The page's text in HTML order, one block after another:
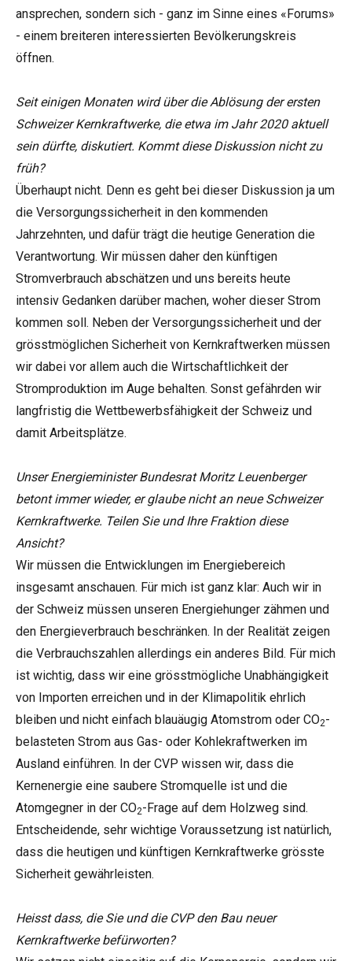
ansprechen, sondern sich - ganz im Sinne eines «Forums»
- einem breiteren interessierten Bevölkerungskreis
öffnen.
Seit einigen Monaten wird über die Ablösung der ersten
Schweizer Kernkraftwerke, die etwa im Jahr 2020 aktuell
sein dürfte, diskutiert. Kommt diese Diskussion nicht zu
früh?
Überhaupt nicht. Denn es geht bei dieser Diskussion ja um
die Versorgungssicherheit in den kommenden
Jahrzehnten, und dafür trägt die heutige Generation die
Verantwortung. Wir müssen daher den künftigen
Stromverbrauch abschätzen und uns bereits heute
intensiv Gedanken darüber machen, woher dieser Strom
kommen soll. Neben der Versorgungssicherheit und der
grösstmöglichen Sicherheit von Kernkraftwerken müssen
wir dabei vor allem auch die Wirtschaftlichkeit der
Stromproduktion im Auge behalten. Sonst gefährden wir
langfristig die Wettbewerbsfähigkeit der Schweiz und
damit Arbeitsplätze.
Unser Energieminister Bundesrat Moritz Leuenberger
betont immer wieder, er glaube nicht an neue Schweizer
Kernkraftwerke. Teilen Sie und Ihre Fraktion diese
Ansicht?
Wir müssen die Entwicklungen im Energiebereich
insgesamt anschauen. Für mich ist ganz klar: Auch wir in
der Schweiz müssen unseren Energiehunger zähmen und
den Energieverbrauch beschränken. In der Realität zeigen
die Verbrauchszahlen allerdings ein anderes Bild. Für mich
ist wichtig, dass wir eine grösstmögliche Unabhängigkeit
von Importen erreichen und in der Klimapolitik ehrlich
bleiben und nicht einfach blauäugig Atomstrom oder CO2-
belasteten Strom aus Gas- oder Kohlekraftwerken im
Ausland einführen. In der CVP wissen wir, dass die
Kernenergie eine saubere Stromquelle ist und die
Atomgegner in der CO2-Frage auf dem Holzweg sind.
Entscheidende, sehr wichtige Voraussetzung ist natürlich,
dass die heutigen und künftigen Kernkraftwerke grösste
Sicherheit gewährleisten.
Heisst dass, die Sie und die CVP den Bau neuer
Kernkraftwerke befürworten?